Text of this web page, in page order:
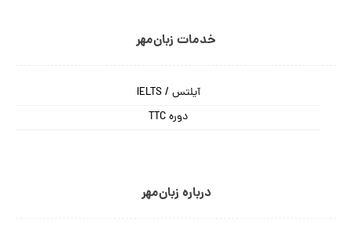
خدمات زبان‌مهر
آیلتس / IELTS
دوره TTC
درباره زبان‌مهر